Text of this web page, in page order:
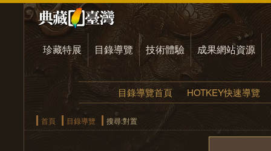
珍藏特展 目錄導覽 技術體驗 成果網站資源
目錄導覽首頁 HOTKEY快速導覽
首頁 目錄導覽 搜尋:對置